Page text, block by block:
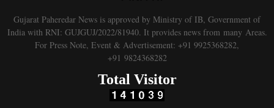
Gujarat Paheredar News is approved by Ministry of IB, Government of
India with RNI: GUJGUJ/2022/81940. It provides news from many Areas.
For Press Note, Event & Advertisement: +91 9925368282,
+91 9824368282
Total Visitor